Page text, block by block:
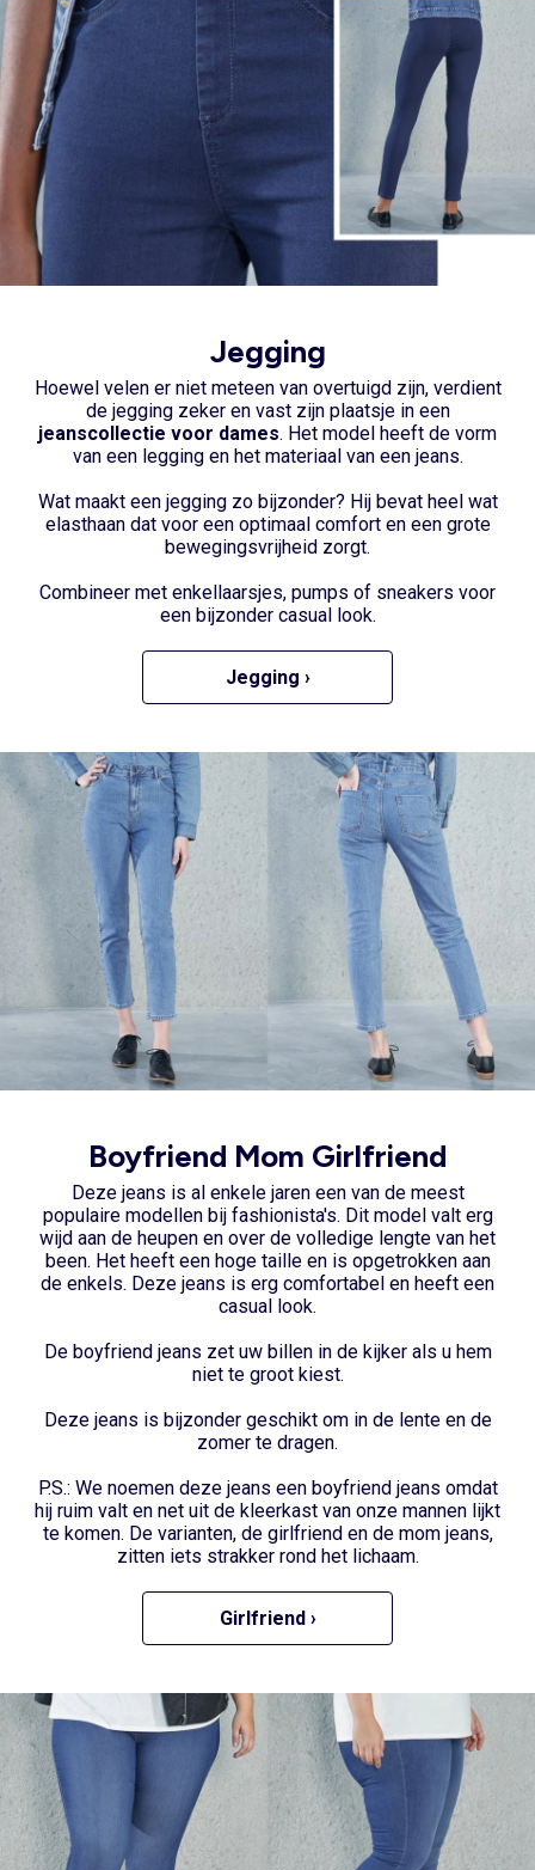
Jegging
Hoewel velen er niet meteen van overtuigd zijn, verdient
de jeggingzeker en vast zijn plaatsje in een
jeanscollectie voor dames. Het model heeft de vorm
van een legging en het materiaal van een jeans.
Wat maakt een jegging zo bijzonder? Hij bevat heel wat
elasthaan dat voor een optimaal comfort en een grote
bewegingsvrijheid zorgt.
Combineer met enkellaarsjes, pumps of sneakers voor
een bijzonder casual look.
Jegging ›
Boyfriend Mom Girlfriend
Deze jeans is al enkele jaren een van de meest
populaire modellen bij fashionista's. Dit model valt erg
wijd aan de heupen en over de volledige lengte van het
been. Het heeft een hoge taille en is opgetrokken aan
de enkels. Deze jeans is erg comfortabel en heeft een
casual look.
De boyfriend jeans zet uw billen in de kijker als u hem
niet te groot kiest.
Deze jeans is bijzonder geschikt om in de lente en de
zomer te dragen.
P.S.: We noemen deze jeans een boyfriend jeans omdat
hij ruim valt en net uit de kleerkast van onze mannen lijkt
te komen. De varianten, de girlfrienden de mom jeans,
zitten iets strakker rond het lichaam.
Girlfriend ›